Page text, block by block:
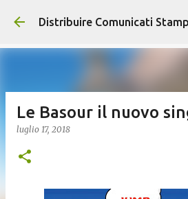
Passa ai contenuti
Distribuire Comunicati
Le Basour il nuovo
luglio 17, 2018